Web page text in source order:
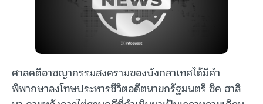
ศาลคดีอาชญากรรมสงครามของบังกลาเทศได้มีคำ
พิพากษาลงโทษประหารชีวิตอดีตนายกรัฐมนตรี ชีค ฮาสิ